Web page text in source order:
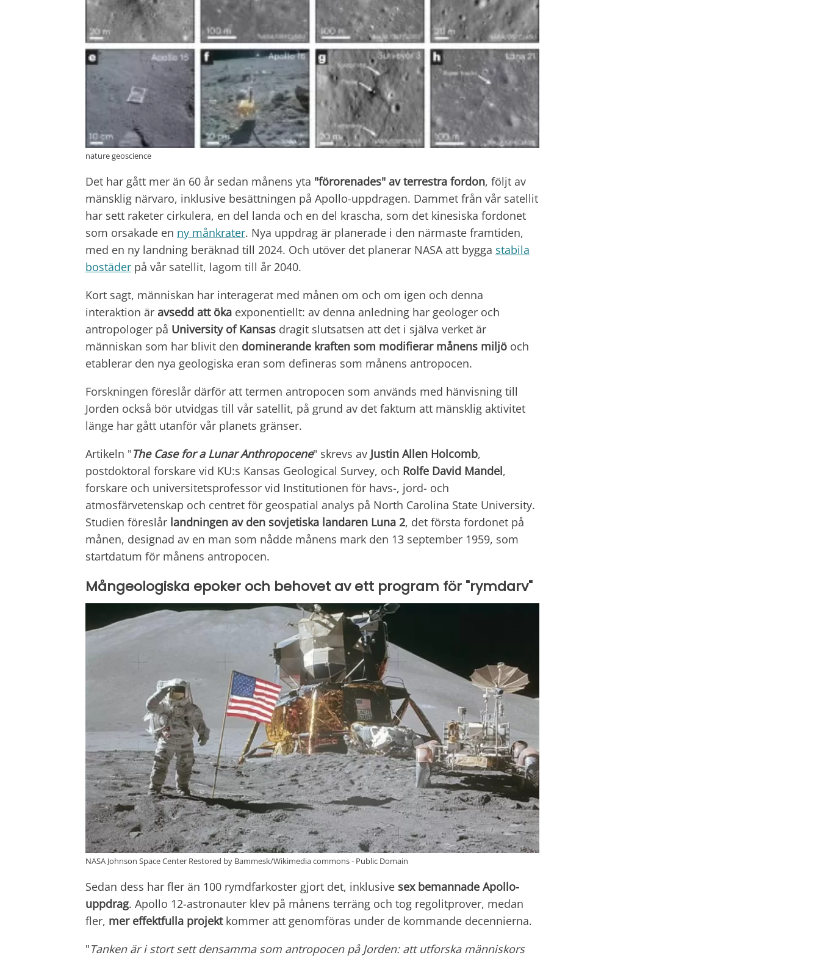
nature geoscience
Det har gått mer än 60 år sedan månens yta "förorenades" av terrestra fordon, följt av
mänsklig närvaro, inklusive besättningen på Apollo-uppdragen. Dammet från vår satellit
har sett raketer cirkulera, en del landa och en del krascha, som det kinesiska fordonet
som orsakade en ny månkrater. Nya uppdrag är planerade i den närmaste framtiden,
med en ny landning beräknad till 2024. Och utöver det planerar NASA att bygga stabila
bostäder på vår satellit, lagom till år 2040.
Kort sagt, människan har interagerat med månen om och om igen och denna
interaktion är avsedd att öka exponentiellt: av denna anledning har geologer och
antropologer på University of Kansas dragit slutsatsen att det i själva verket är
människan som har blivit den dominerande kraften som modifierar månens miljö och
etablerar den nya geologiska eran som defineras som månens antropocen.
Forskningen föreslår därför att termen antropocen som används med hänvisning till
Jorden också bör utvidgas till vår satellit, på grund av det faktum att mänsklig aktivitet
länge har gått utanför vår planets gränser.
Artikeln "The Case for a Lunar Anthropocene" skrevs av Justin Allen Holcomb,
postdoktoral forskare vid KU:s Kansas Geological Survey, och Rolfe David Mandel,
forskare och universitetsprofessor vid Institutionen för havs-, jord- och
atmosfärvetenskap och centret för geospatial analys på North Carolina State University.
Studien föreslår landningen av den sovjetiska landaren Luna 2, det första fordonet på
månen, designad av en man som nådde månens mark den 13 september 1959, som
startdatum för månens antropocen.
Mångeologiska epoker och behovet av ett program för "rymdarv"
NASA Johnson Space Center Restored by Bammesk/Wikimedia commons - Public Domain
Sedan dess har fler än 100 rymdfarkoster gjort det, inklusive sex bemannade Apollo-
uppdrag. Apollo 12-astronauter klev på månens terräng och tog regolitprover, medan
fler, mer effektfulla projekt kommer att genomföras under de kommande decennierna.
"Tanken är i stort sett densamma som antropocen på Jorden: att utforska människors